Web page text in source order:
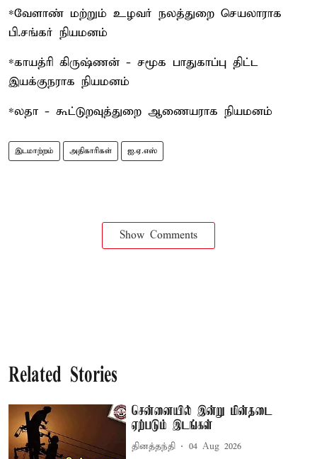
*வேளாண் மற்றும் உழவர் நலத்துறை செயலாராக
பி.சங்கர் நியமனம்
*காயத்ரி கிருஷ்ணன் - சமூக பாதுகாப்பு திட்ட
இயக்குநராக நியமனம்
*லதா - கூட்டுறவுத்துறை ஆணையராக நியமனம்
இடமாற்றம் அதிகாரிகள் ஐ.ஏ.எஸ்
Show Comments
Related Stories
சென்னையில் இன்று மின்தடை
ஏற்படும் இடங்கள்
தினத்தந்தி 04 Aug 2026